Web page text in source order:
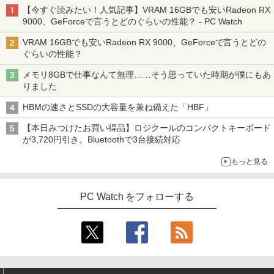
【今すぐ読みたい！人気記事】VRAM 16GBでも安いRadeon RX
9000、GeForceで言うとどのぐらいの性能？ - PC Watch
VRAM 16GBでも安いRadeon RX 9000、GeForceで言うとどの
ぐらいの性能？
メモリ8GBで仕事なんて無理……そう思っていた時期が僕にもあ
りました
HBMの速さとSSDの大容量を兼ね備えた「HBF」
【本日みつけたお買い得品】ロジクールのコンパクトキーボード
が3,720円引き。Bluetoothで3台接続対応
もっと見る
PC Watch をフォローする